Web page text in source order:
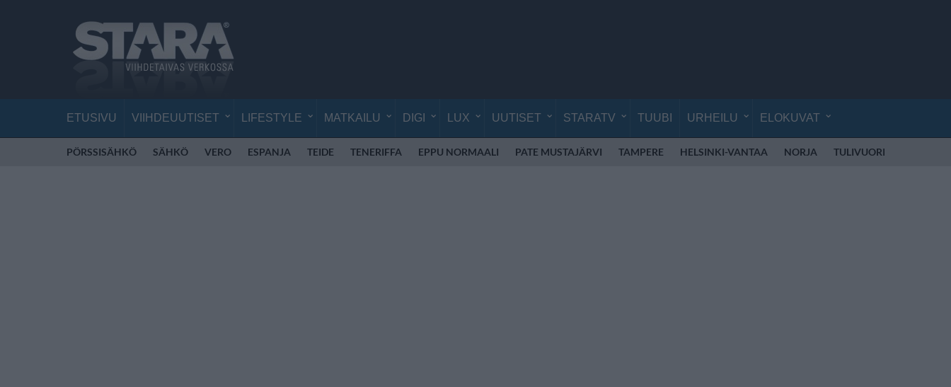
ETUSIVU VIIHDEUUTISET LIFESTYLE MATKAILU DIGI LUX UUTISET STARATV TUUBI URHEILU ELOKUVAT
PÖRSSISÄHKÖ SÄHKÖ VERO ESPANJA TEIDE TENERIFFA EPPU NORMAALI PATE MUSTAJÄRVI TAMPERE HELSINKI-VANTAA NORJA TULIVUORI